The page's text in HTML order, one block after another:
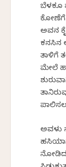
ಬೆಳಕೂ
ಕೋಣೆಗೆ
ಅವನ
ಕನಸಿನ
ತಾಳಿಗೆ
ಮೇಲೆ
ಅವಳು